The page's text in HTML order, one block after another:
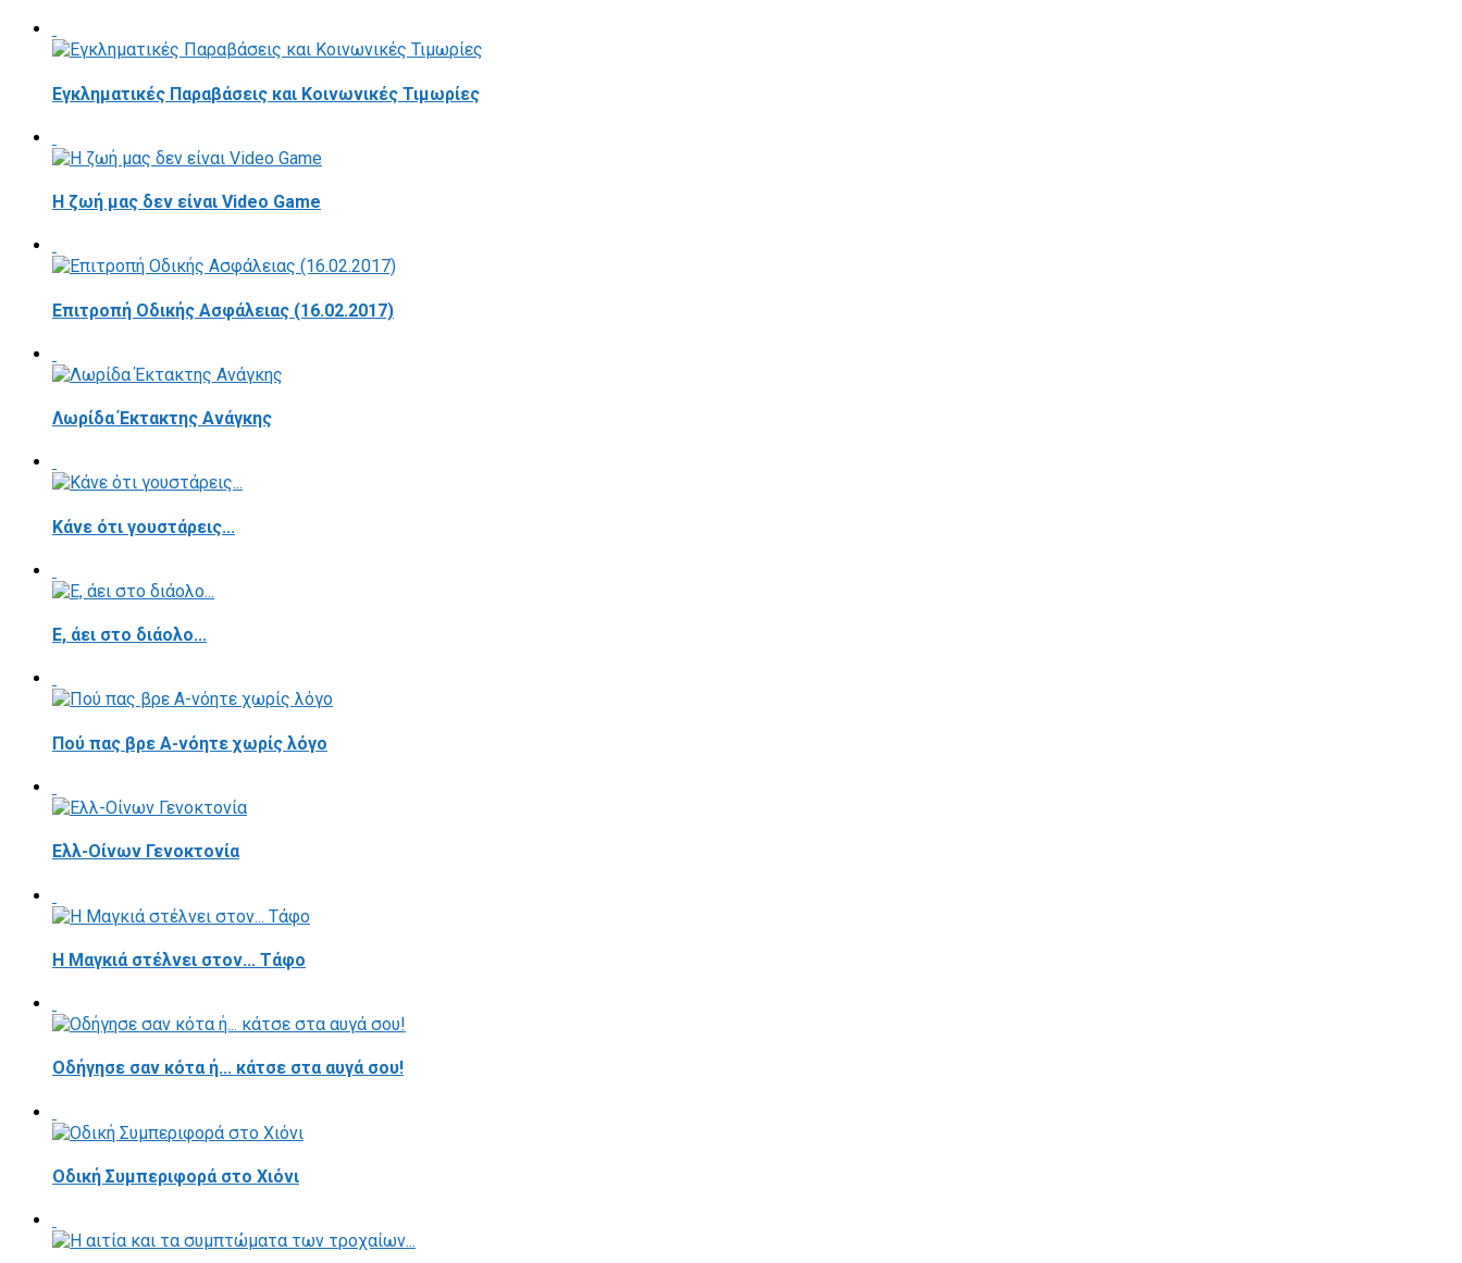
Εγκληματικές Παραβάσεις και Κοινωνικές Τιμωρίες
Η ζωή μας δεν είναι Video Game
Επιτροπή Οδικής Ασφάλειας (16.02.2017)
Λωρίδα Έκτακτης Ανάγκης
Κάνε ότι γουστάρεις...
E, άει στο διάολο...
Πού πας βρε Α-νόητε χωρίς λόγο
Ελλ-Οίνων Γενοκτονία
H Μαγκιά στέλνει στον... Τάφο
Οδήγησε σαν κότα ή... κάτσε στα αυγά σου!
Οδική Συμπεριφορά στο Χιόνι